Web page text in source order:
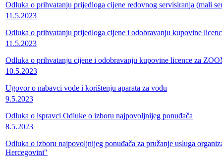
Odluka o prihvatanju prijedloga cijene redovnog servisiranja (mali
11.5.2023
Odluka o prihvatanju prijedloga cijene i odobravanju kupovine
11.5.2023
Odluka o prihvatanju cijene i odobravanju kupovine licence za
10.5.2023
Ugovor o nabavci vode i korištenju aparata za vodu
9.5.2023
Odluka o ispravci Odluke o izboru najpovoljnijeg ponuđača
8.5.2023
Odluka o izboru najpovoljnijeg ponuđača za pružanje usluga
Hercegovini"